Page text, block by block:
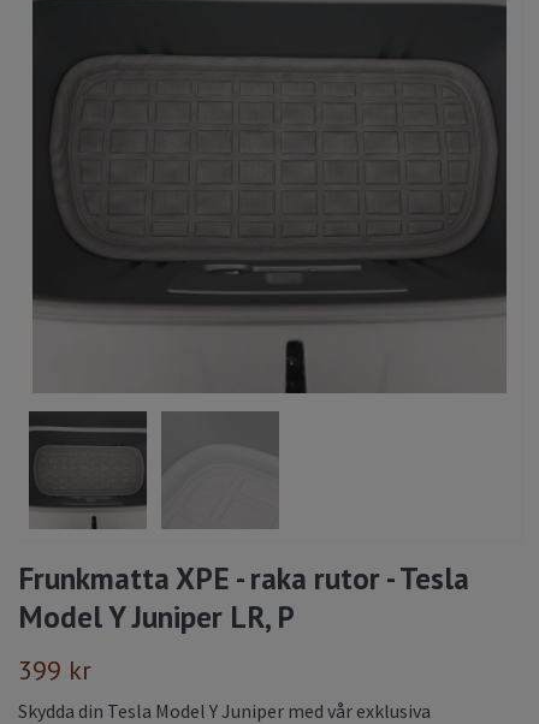
Frunkmatta XPE - raka rutor - Tesla
Model Y Juniper LR, P
399 kr
Skydda din Tesla Model Y Juniper med vår exklusiva